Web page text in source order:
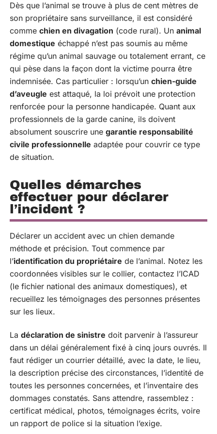
Dès que l’animal se trouve à plus de cent mètres de
son propriétaire sans surveillance, il est considéré
comme chien en divagation (code rural). Un animal
domestique échappé n’est pas soumis au même
régime qu’un animal sauvage ou totalement errant, ce
qui pèse dans la façon dont la victime pourra être
indemnisée. Cas particulier : lorsqu’un chien-guide
d’aveugle est attaqué, la loi prévoit une protection
renforcée pour la personne handicapée. Quant aux
professionnels de la garde canine, ils doivent
absolument souscrire une garantie responsabilité
civile professionnelle adaptée pour couvrir ce type
de situation.
Quelles démarches
effectuer pour déclarer
l’incident ?
Déclarer un accident avec un chien demande
méthode et précision. Tout commence par
l’identification du propriétaire de l’animal. Notez les
coordonnées visibles sur le collier, contactez l’ICAD
(le fichier national des animaux domestiques), et
recueillez les témoignages des personnes présentes
sur les lieux.
La déclaration de sinistre doit parvenir à l’assureur
dans un délai généralement fixé à cinq jours ouvrés. Il
faut rédiger un courrier détaillé, avec la date, le lieu,
la description précise des circonstances, l’identité de
toutes les personnes concernées, et l’inventaire des
dommages constatés. Sans attendre, rassemblez :
certificat médical, photos, témoignages écrits, voire
un rapport de police si la situation l’exige.